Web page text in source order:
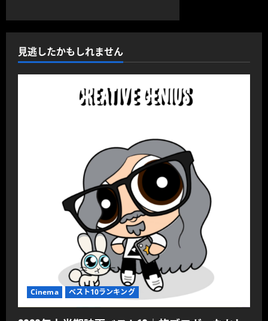
見逃したかもしれません
Cinema ベスト10ランキング